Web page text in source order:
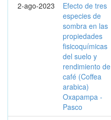
2-ago-2023
Efecto de tres
especies de
sombra en las
propiedades
fisicoquímicas
del suelo y
rendimiento de
café (Coffea
arabica)
Oxapampa -
Pasco